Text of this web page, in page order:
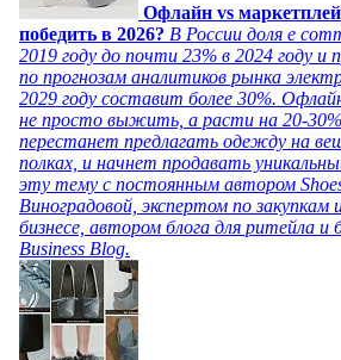
Офлайн vs
победить в 2026? В России доля e
2019 году до почти 23% в 2024 году и
по прогнозам аналитиков рынка
2029 году составит более 30%.
не просто выжить, а расти на 20-30%
перестанет предлагать одежду на
полках, и начнет продавать
эту тему с постоянным автором
Виноградовой, экспертом по
бизнесе, автором блога для ритейла и
Business Blog.